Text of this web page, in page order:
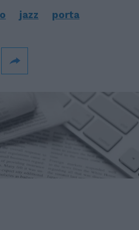
jazz
porta